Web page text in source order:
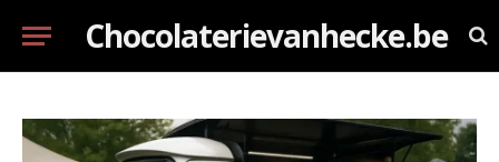
Chocolaterievanhecke.be